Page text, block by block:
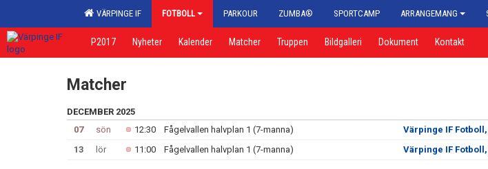
VÄRPINGE IF FOTBOLL PARKOUR ZUMBA® SPORTCAMP ARRANGEMANG
P2017 Nyheter Kalender Matcher Truppen Bildgalleri Dokument Kontakt
Matcher
DECEMBER 2025
07
sön 12:30 Fågelvallen halvplan 1 (7-manna) Värpinge IF
13
lör 11:00 Fågelvallen halvplan 1 (7-manna) Värpinge IF